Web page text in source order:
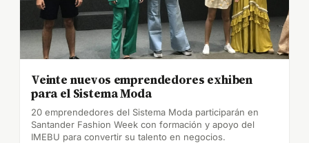
Veinte nuevos emprendedores exhiben
para el Sistema Moda
20 emprendedores del Sistema Moda participarán en
Santander Fashion Week con formación y apoyo del
IMEBU para convertir su talento en negocios.